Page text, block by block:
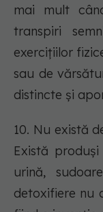
mai mult
transpiri
exercițiilor
sau de
distincte și
10. Nu există
Există
urină,
detoxifiere nu